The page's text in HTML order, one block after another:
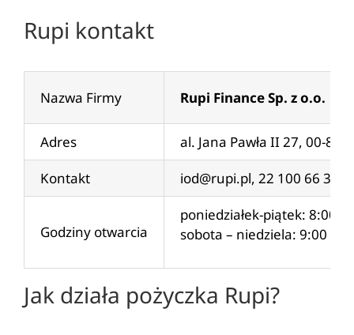
Rupi kontakt
Nazwa Firmy Rupi Finance Sp. z o.o.
Adres
al. Jana Pawła II 27, 00-
Kontakt
iod@rupi.pl, 22 100 66 33
Godziny otwarcia
poniedziałek-piątek: 8:00 –
sobota – niedziela: 9:00 –
Jak działa pożyczka Rupi?